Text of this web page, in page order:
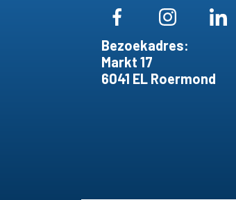
Bezoekadres:
Markt 17
6041 EL Roermond